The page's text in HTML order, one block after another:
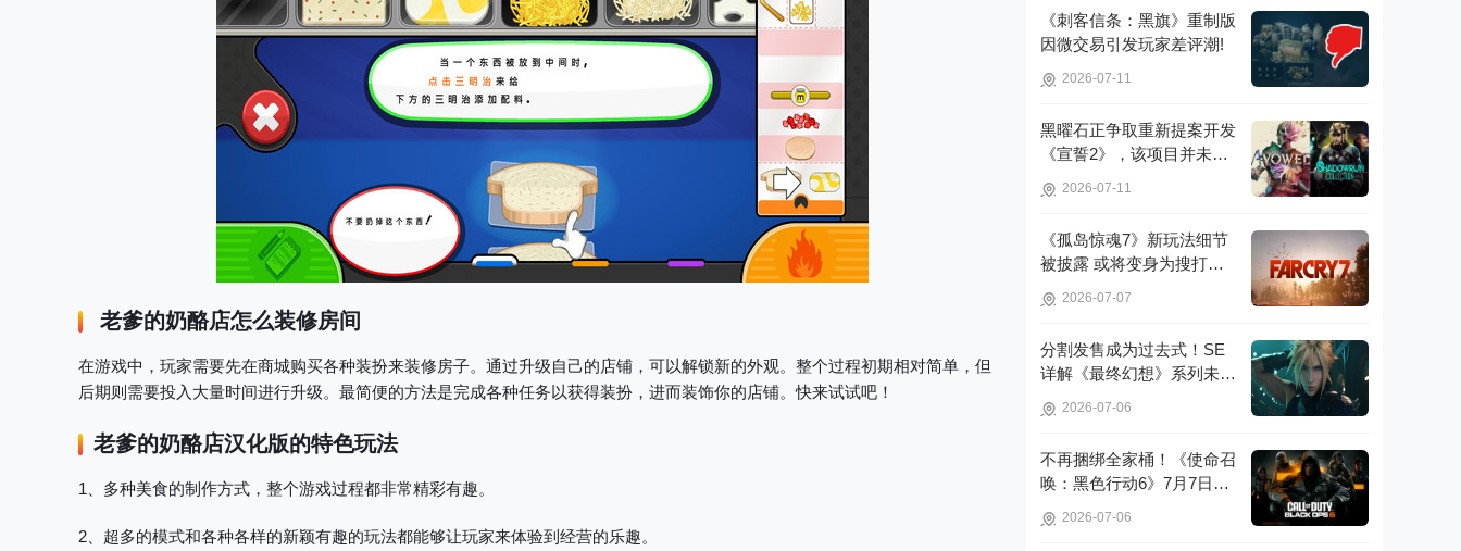
老爹的奶酪店怎么装修房间
在游戏中，玩家需要先在商城购买各种装扮来装修房子。通过升级自己的店铺，可以解锁新的外观。整个过程初期相对简单，但
后期则需要投入大量时间进行升级。最简便的方法是完成各种任务以获得装扮，进而装饰你的店铺。快来试试吧！
老爹的奶酪店汉化版的特色玩法
1、多种美食的制作方式，整个游戏过程都非常精彩有趣。
2、超多的模式和各种各样的新颖有趣的玩法都能够让玩家来体验到经营的乐趣。
《刺客信条：黑旗》重制版
因微交易引发玩家差评潮!
2026-07-11
黑曜石正争取重新提案开发
《宣誓2》，该项目并未彻
2026-07-11
《孤岛惊魂7》新玩法细节
被披露 或将变身为搜打撤
2026-07-07
分割发售成为过去式！SE
详解《最终幻想》系列未来
2026-07-06
不再捆绑全家桶！《使命召
唤：黑色行动6》7月7日起
2026-07-06